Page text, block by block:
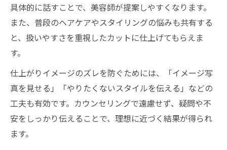
具体的に話すことで、美容師が提案しやすくなります。
また、普段のヘアケアやスタイリングの悩みも共有する
と、扱いやすさを重視したカットに仕上げてもらえま
す。
仕上がりイメージのズレを防ぐためには、「イメージ写
真を見せる」「やりたくないスタイルを伝える」などの
工夫も有効です。カウンセリングで遠慮せず、疑問や不
安をしっかり伝えることで、理想に近づく結果が得られ
ます。